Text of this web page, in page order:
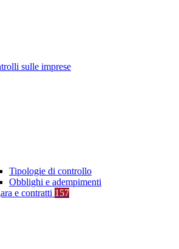
sulle imprese
Tipologie di controllo
Obblighi e adempimenti
e contratti 157